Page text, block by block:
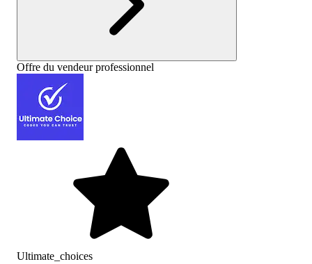
Offre du vendeur professionnel
Ultimate_choices